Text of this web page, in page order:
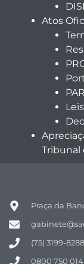
Atos
Leis
Tribunal
Praça da
(75) 3199-8288
0800 750